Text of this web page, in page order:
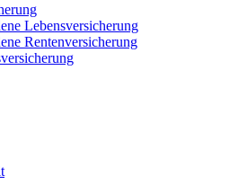
Lebensversicherung
Rentenversicherung